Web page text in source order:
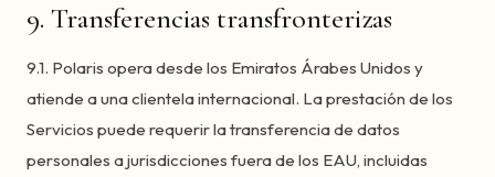
9. Transferencias transfronterizas
9.1. Polaris opera desde los Emiratos Árabes Unidos y
atiende a una clientela internacional. La prestación de los
Servicios puede requerir la transferencia de datos
personales a jurisdicciones fuera de los EAU, incluidas